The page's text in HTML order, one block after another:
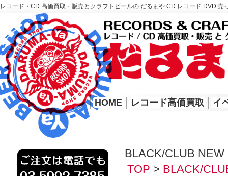
レコード・CD 高価買取・販売とクラフトビールの だるまや CD レコード DVD
レコード高価買取はこちら
HOME
│ HOME レコード高価買取 イ
BLACK/CLUB NEW
TOP > BLACK/